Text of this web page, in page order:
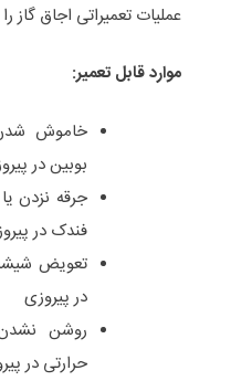
عملیات تعمیراتی اجاق
موارد قابل تعمیر:
خاموش
بوبین در
جرقه نزدن
فندک در
تعویض
در پیروزی
روشن
حرارتی در